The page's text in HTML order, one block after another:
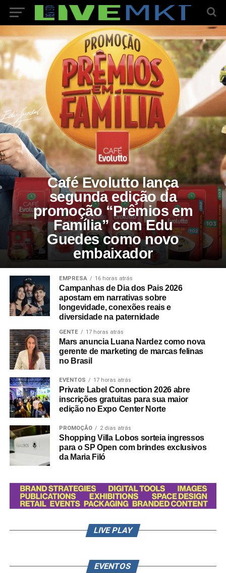
Café Evolutto lança
segunda edição da
promoção “Prêmios em
Família” com Edu
Guedes como novo
embaixador
EMPRESA 16 horas atrás
Campanhas de Dia dos Pais 2026
apostam em narrativas sobre
longevidade, conexões reais e
diversidade na paternidade
GENTE 17 horas atrás
Mars anuncia Luana Nardez como nova
gerente de marketing de marcas felinas
no Brasil
EVENTOS 17 horas atrás
Private Label Connection 2026 abre
inscrições gratuitas para sua maior
edição no Expo Center Norte
PROMOÇÃO 2 dias atrás
Shopping Villa Lobos sorteia ingressos
para o SP Open com brindes exclusivos
da Maria Filó
LIVE PLAY
EVENTOS